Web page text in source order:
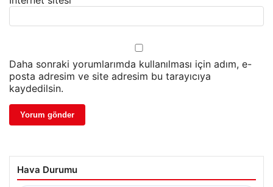
Daha sonraki yorumlarımda kullanılması için adım, e-
posta adresim ve site adresim bu tarayıcıya
kaydedilsin.
Hava Durumu